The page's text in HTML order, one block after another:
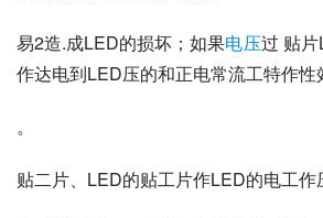
易2造.成LED的损坏；如果电压过 贴
作达电到LED压的和正电常流工特作性
。
贴二片、LED的贴工片作LED的电工作